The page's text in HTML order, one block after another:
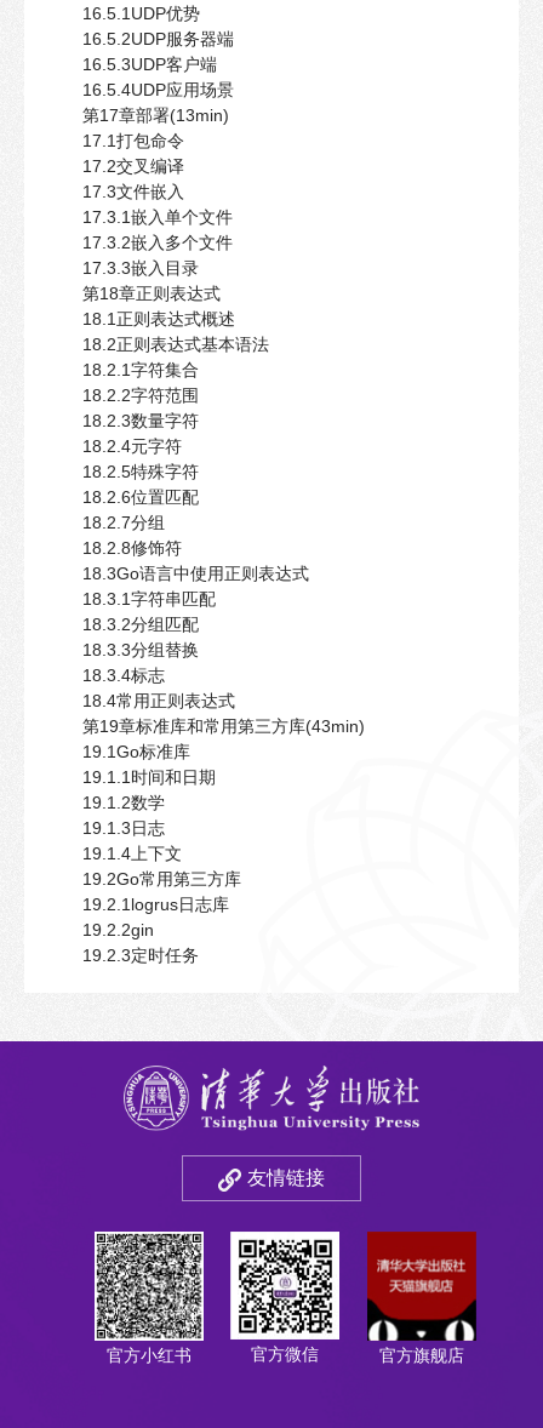
16.5.1UDP优势
16.5.2UDP服务器端
16.5.3UDP客户端
16.5.4UDP应用场景
第17章部署(13min)
17.1打包命令
17.2交叉编译
17.3文件嵌入
17.3.1嵌入单个文件
17.3.2嵌入多个文件
17.3.3嵌入目录
第18章正则表达式
18.1正则表达式概述
18.2正则表达式基本语法
18.2.1字符集合
18.2.2字符范围
18.2.3数量字符
18.2.4元字符
18.2.5特殊字符
18.2.6位置匹配
18.2.7分组
18.2.8修饰符
18.3Go语言中使用正则表达式
18.3.1字符串匹配
18.3.2分组匹配
18.3.3分组替换
18.3.4标志
18.4常用正则表达式
第19章标准库和常用第三方库(43min)
19.1Go标准库
19.1.1时间和日期
19.1.2数学
19.1.3日志
19.1.4上下文
19.2Go常用第三方库
19.2.1logrus日志库
19.2.2gin
19.2.3定时任务
友情链接
官方小红书 官方微信 官方旗舰店